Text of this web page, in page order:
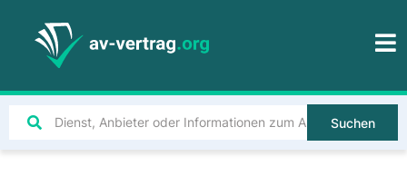
Suchen